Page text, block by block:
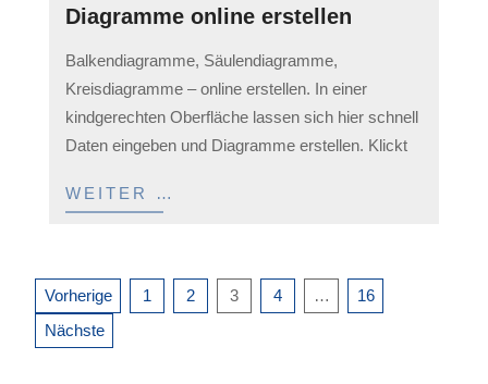
Diagramme online erstellen
03-
11
Balkendiagramme, Säulendiagramme,
Kreisdiagramme – online erstellen. In einer
kindgerechten Oberfläche lassen sich hier schnell
Daten eingeben und Diagramme erstellen. Klickt
WEITER …
Seitennummerierung
der
Vorherige 1 2 3 4 …
16
Nächste